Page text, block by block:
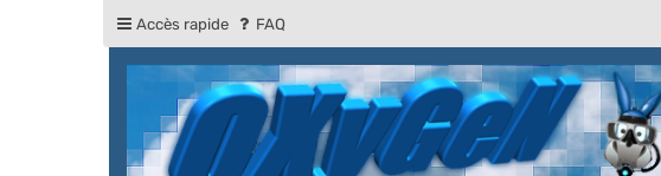
Accès rapide FAQ